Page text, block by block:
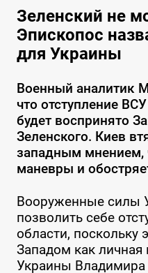
Зеленский не
Эпископос
для Украины
Военный аналитик
что отступление
будет воспринято
Зеленского. Киев
западным мнением,
маневры и
Вооруженные силы
позволить себе
области, поскольку
Западом как личная
Украины Владимира